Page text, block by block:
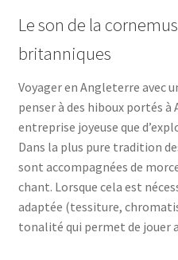
Le son de la
britanniques
Voyager en Angleterre avec
penser à des hiboux portés à
entreprise joyeuse que
Dans la plus pure tradition
sont accompagnées de
chant. Lorsque cela est
adaptée (tessiture,
tonalité qui permet de jouer